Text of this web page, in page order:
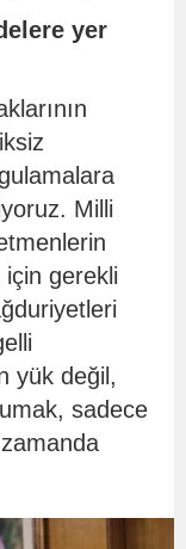
yer
Milli
için gerekli
yük değil,
sadece